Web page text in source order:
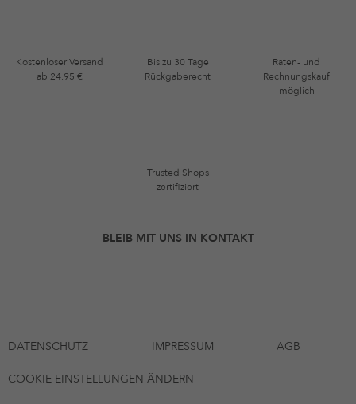
Kostenloser Versand
ab 24,95 €
Bis zu 30 Tage
Rückgaberecht
Raten- und
Rechnungskauf
möglich
Trusted Shops
zertifiziert
BLEIB MIT UNS IN KONTAKT
DATENSCHUTZ IMPRESSUM AGB
COOKIE EINSTELLUNGEN ÄNDERN